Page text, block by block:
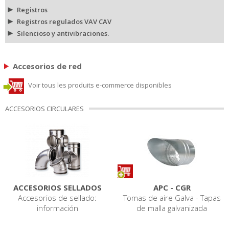
Registros
Registros regulados VAV CAV
Silencioso y antivibraciones.
Accesorios de red
Voir tous les produits e-commerce disponibles
ACCESORIOS CIRCULARES
ACCESORIOS SELLADOS
Accesorios de sellado:
información
APC - CGR
Tomas de aire Galva - Tapas
de malla galvanizada